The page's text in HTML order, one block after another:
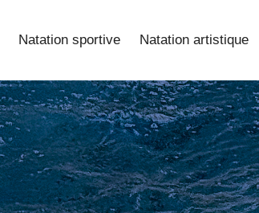
Natation sportive Natation artistique